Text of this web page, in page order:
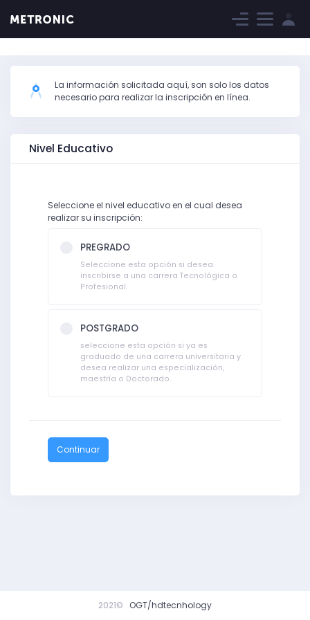
La información solicitada aquí, son solo los datos
necesario para realizar la inscripción en línea.
Nivel Educativo
Seleccione el nivel educativo en el cual desea
realizar su inscripción:
PREGRADO
Seleccione esta opción si desea
inscribirse a una carrera Tecnológica o
Profesional.
POSTGRADO
seleccione esta opción si ya es
graduado de una carrera universitaria y
desea realizar una especialización,
maestría o Doctorado.
Continuar
2021© OGT/hdtecnhology